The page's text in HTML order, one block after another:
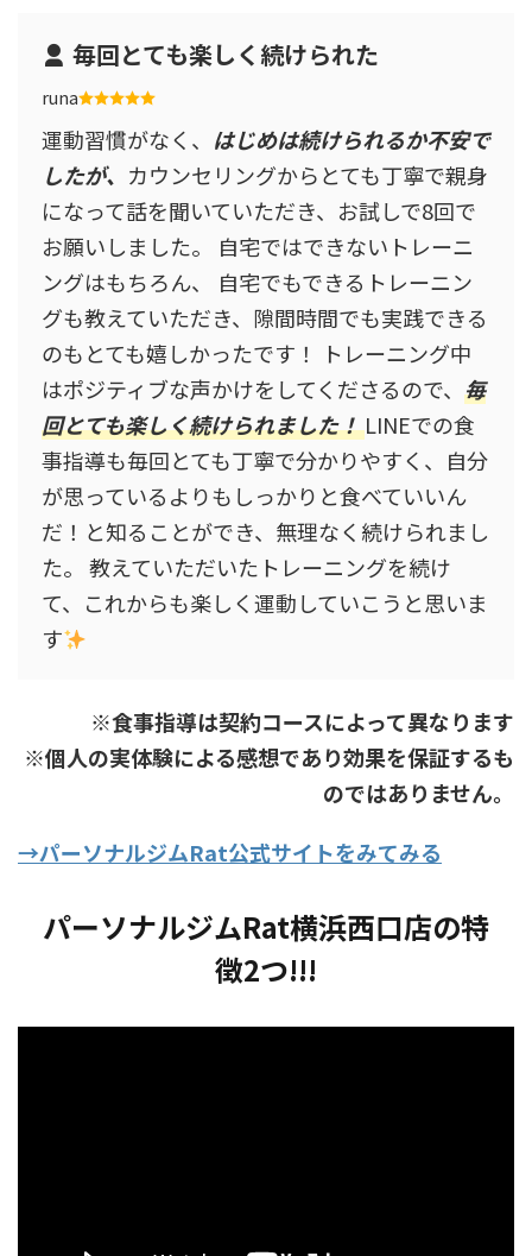
毎回とても楽しく続けられた
runa
運動習慣がなく、 はじめは続けられるか不安で
したが、 カウンセリングからとても丁寧で親身
になって話を聞いていただき、お試しで8回で
お願いしました。 自宅ではできないトレーニ
ングはもちろん、 自宅でもできるトレーニン
グも教えていただき、隙間時間でも実践できる
のもとても嬉しかったです！ トレーニング中
はポジティブな声かけをしてくださるので、 毎
回とても楽しく続けられました！LINEでの食
事指導も毎回とても丁寧で分かりやすく、自分
が思っているよりもしっかりと食べていいん
だ！と知ることができ、無理なく続けられまし
た。 教えていただいたトレーニングを続け
て、これからも楽しく運動していこうと思いま
す
※食事指導は契約コースによって異なります
※個人の実体験による感想であり効果を保証するも
のではありません。
→パーソナルジムRat公式サイトをみてみる
パーソナルジムRat横浜西口店の特
徴2つ!!!